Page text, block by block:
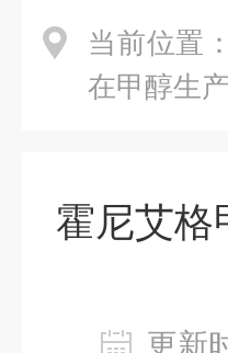
当前位置：
在甲醇生
霍尼艾格
更新